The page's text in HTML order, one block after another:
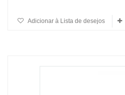
Adicionar à Lista de desejos